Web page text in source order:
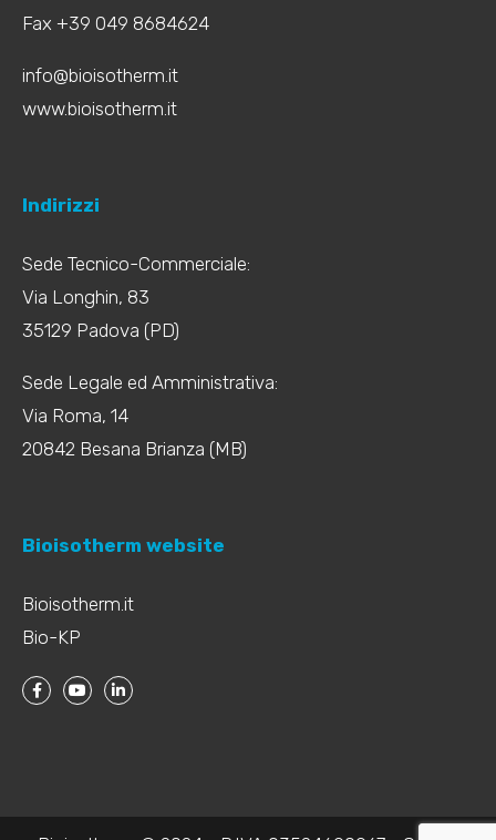
Fax +39 049 8684624
info@bioisotherm.it
www.bioisotherm.it
Indirizzi
Sede Tecnico-Commerciale:
Via Longhin, 83
35129 Padova (PD)
Sede Legale ed Amministrativa:
Via Roma, 14
20842 Besana Brianza (MB)
Bioisotherm website
Bioisotherm.it
Bio-KP